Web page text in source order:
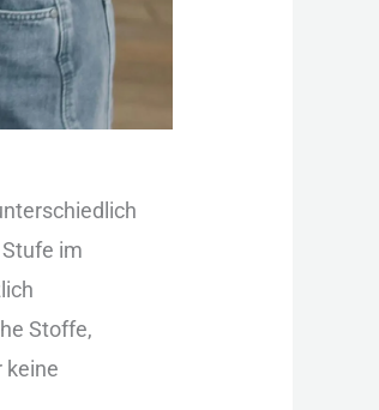
im
Sto︇ffe,
kei︇ne